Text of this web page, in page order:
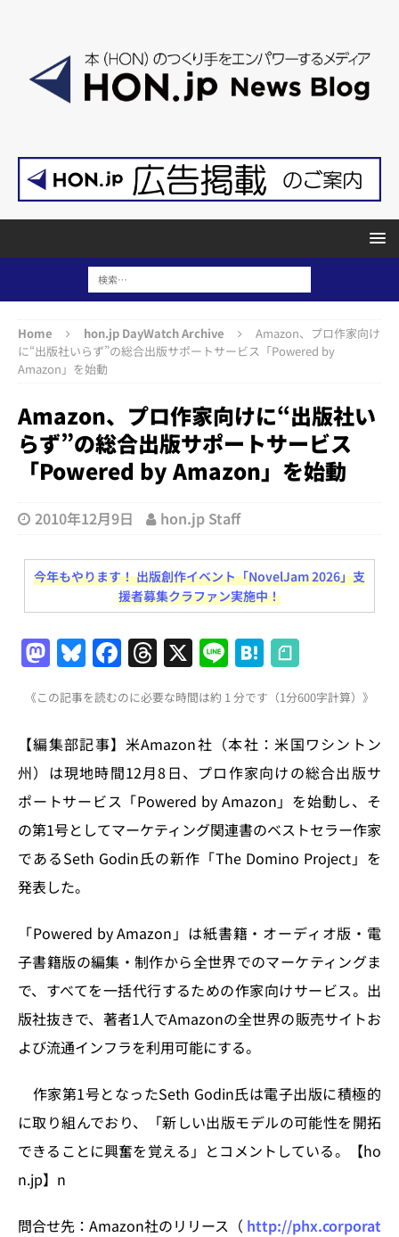
Home hon.jp DayWatch Archive
Amazon、プロ作家向け
に“出版社いらず”の総合出版サポートサービス「Powered by
Amazon」を始動
Amazon、プロ作家向けに“出版社い
らず”の総合出版サポートサービス
「Powered by Amazon」を始動
2010年12月9日 hon.jp Staff
今年もやります！ 出版創作イベント「NovelJam 2026」支
援者募集クラファン実施中！
M
a
st
o
d
o
n
Bl
u
e
s
k
y
F
a
c
e
b
o
o
k
T
h
re
a
d
s
X Li
n
e
H
at
e
n
a
《この記事を読むのに必要な時間は約 1 分です（1分600字計算）》
【編集部記事】米Amazon社（本社：米国ワシントン
州）は現地時間12月8日、プロ作家向けの総合出版サ
ポートサービス「Powered by Amazon」を始動し、そ
の第1号としてマーケティング関連書のベストセラー作家
であるSeth Godin氏の新作「The Domino Project」を
発表した。
「Powered by Amazon」は紙書籍・オーディオ版・電
子書籍版の編集・制作から全世界でのマーケティングま
で、すべてを一括代行するための作家向けサービス。出
版社抜きで、著者1人でAmazonの全世界の販売サイトお
よび流通インフラを利用可能にする。
作家第1号となったSeth Godin氏は電子出版に積極的
に取り組んでおり、「新しい出版モデルの可能性を開拓
できることに興奮を覚える」とコメントしている。【ho
n.jp】n
問合せ先：Amazon社のリリース（ http://phx.corporat